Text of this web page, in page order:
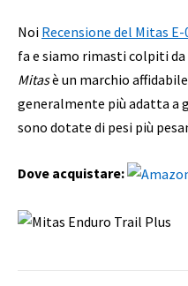
Noi Recensione del Mitas
fa e siamo rimasti colpiti
Mitasè un marchio
generalmente più adatta a
sono dotate di pesi più
Dove acquistare: